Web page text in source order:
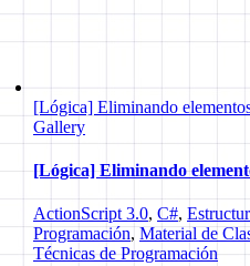
[Lógica] Eliminando
Gallery
[Lógica] Eliminando
ActionScript 3.0, C#,
Programación, Material de
Técnicas de Programación